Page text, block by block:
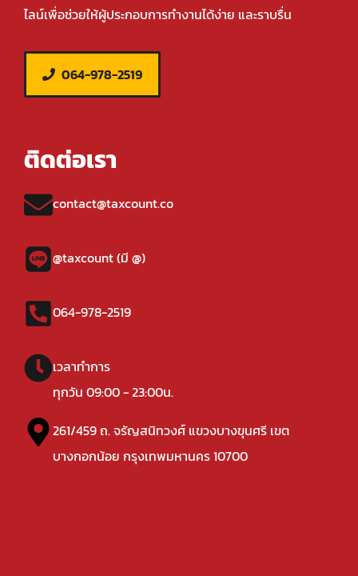
ไลน์เพื่อช่วยให้ผู้ประกอบการทำงานได้ง่าย และราบรื่น
064-978-2519
ติดต่อเรา
contact@taxcount.co
@taxcount (มี @)
064-978-2519
เวลาทำการ
ทุกวัน 09:00 - 23:00น.
261/459 ถ. จรัญสนิทวงศ์ แขวงบางขุนศรี เขต
บางกอกน้อย กรุงเทพมหานคร 10700